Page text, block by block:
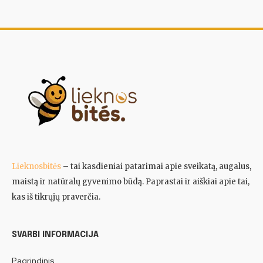
Lieknosbitės – tai kasdieniai patarimai apie sveikatą, augalus,
maistą ir natūralų gyvenimo būdą. Paprastai ir aiškiai apie tai,
kas iš tikrųjų praverčia.
SVARBI INFORMACIJA
Pagrindinis